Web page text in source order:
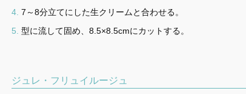
7～8分立てにした生クリームと合わせる。
型に流して固め、8.5×8.5cmにカットする。
ジュレ・フリュイルージュ